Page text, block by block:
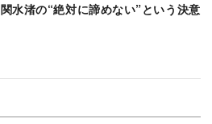
関水渚の“絶対に諦めない”という決意